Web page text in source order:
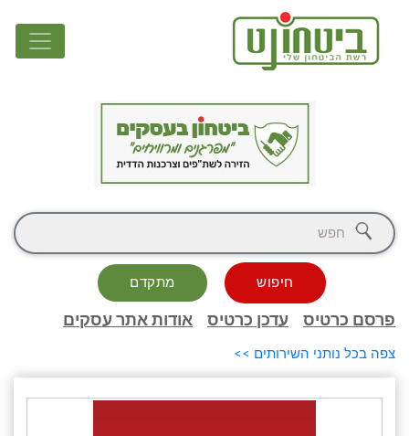
חיפוש מתקדם
פרסם כרטיס עדכן כרטיס אודות אתר עסקים
צפה בכל נותני השירותים >>